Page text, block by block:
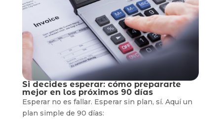
Si decides esperar: cómo prepararte
mejor en los próximos 90 días
Esperar no es fallar. Esperar sin plan, sí. Aquí un
plan simple de 90 días: